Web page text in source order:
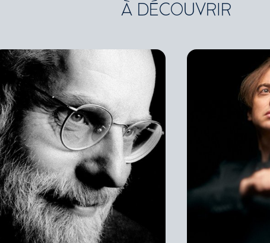
À DÉCOUVRIR